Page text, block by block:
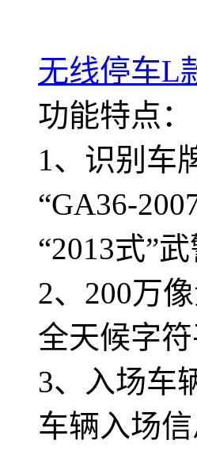
无线停车L
功能特点：
1、识别车
“GA36-
“2013式”
2、200万
全天候字
3、入场车
车辆入场信